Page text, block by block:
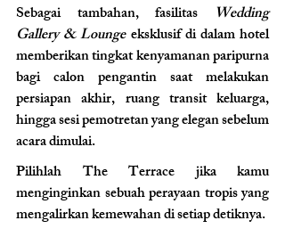
Sebagai tambahan, fasilitas Wedding
Gallery & Lounge eksklusif di dalam hotel
memberikan tingkat kenyamanan paripurna
bagi calon pengantin saat melakukan
persiapan akhir, ruang transit keluarga,
hingga sesi pemotretan yang elegan sebelum
acara dimulai.
Pilihlah The Terrace jika kamu
menginginkan sebuah perayaan tropis yang
mengalirkan kemewahan di setiap detiknya.